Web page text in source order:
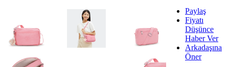
Paylaş
Fiyatı
Düşünce
Haber Ver
Arkadaşına
Öner